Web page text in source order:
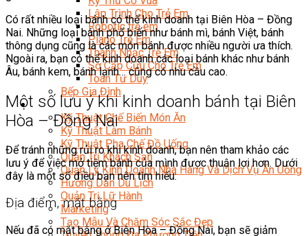
Lập Trình Cho Trẻ Em
Robotic trẻ em
Piano Trẻ Em
Thanh Nhạc Trẻ Em
Sơ Cấp Cứu Cho Trẻ Em
Toán Tư Duy
Bếp Gia Đình
Trung Cấp CET
Kỹ Thuật Chế Biến Món Ăn
Kỹ Thuật Làm Bánh
Kỹ Thuật Pha Chế Đồ Uống
Quản Trị Khách Sạn
Quản Lý Kinh Doanh Nhà Hàng Và Dịch Vụ Ăn Uống
Hướng Dẫn Du Lịch
Quản Trị Lữ Hành
Marketing
Tạo Mẫu Và Chăm Sóc Sắc Đẹp
Có rất nhiều loại bánh có thể kinh doanh tại Biên Hòa – Đồng
Nai. Những loại bánh phổ biến như bánh mì, bánh Việt, bánh
thông dụng cũng là các món bánh được nhiều người ưa thích.
Ngoài ra, bạn có thể kinh doanh các loại bánh khác như bánh
Âu, bánh kem, bánh lạnh… cũng có nhu cầu cao.
Một số lưu ý khi kinh doanh bánh tại Biên
Hòa – Đồng Nai
Để tránh những rủi ro khi kinh doanh, bạn nên tham khảo các
lưu ý để việc mở tiệm bánh của mình được thuận lợi hơn. Dưới
đây là một số điều bạn nên tìm hiểu:
Địa điểm, mặt bằng
Nếu đã có mặt bằng ở Biên Hòa – Đồng Nai, bạn sẽ giảm